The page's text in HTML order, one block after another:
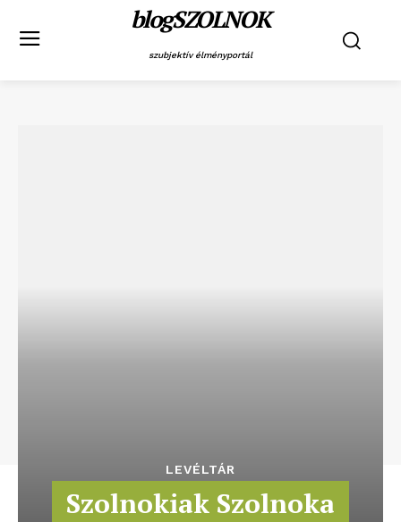
blogSZOLNOK
szubjektív élményportál
LEVÉLTÁR
Szolnokiak Szolnoka